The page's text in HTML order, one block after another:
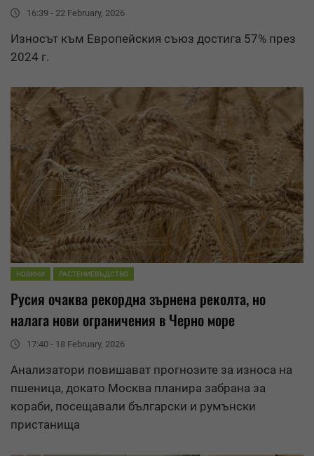
16:39 - 22 February, 2026
Износът към Европейския съюз достига 57% през
2024 г.
НОВИНИ РАСТЕНИЕВЪДСТВО
Русия очаква рекордна зърнена реколта, но
налага нови ограничения в Черно море
17:40 - 18 February, 2026
Анализатори повишават прогнозите за износа на
пшеница, докато Москва планира забрана за
кораби, посещавали български и румънски
пристанища